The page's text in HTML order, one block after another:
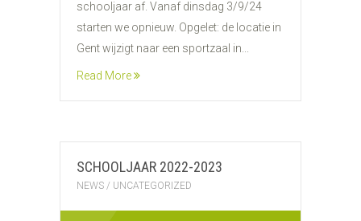
schooljaar af. Vanaf dinsdag 3/9/24
starten we opnieuw. Opgelet: de locatie in
Gent wijzigt naar een sportzaal in...
Read More
SCHOOLJAAR 2022-2023
NEWS / UNCATEGORIZED